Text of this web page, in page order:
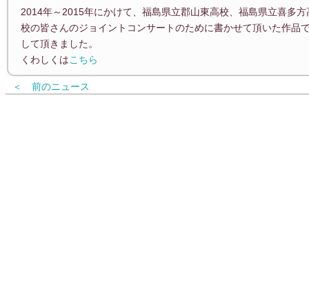
2014年～2015年にかけて、福島県立郡山東高校、福島県立喜多
校の皆さんのジョイントコンサートのために書かせて頂いた作品
して頂きました。
くわしくはこちら
＜ 前のニュース